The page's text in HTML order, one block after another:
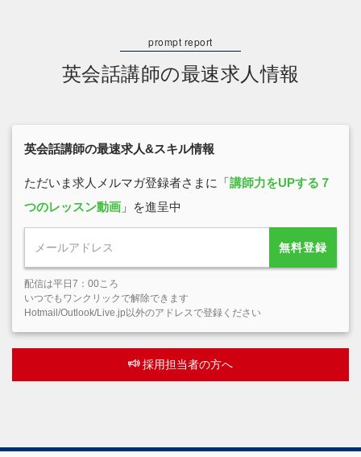
英会話講師の最速求人情報
英会話講師の最速求人&スキル情報
ただいま求人メルマガ登録者さまに「講師力をUPする７
つのレッスン動画 」を進呈中
無料登録
配信は平日7：00ころ
いつでもワンクリックで解除できます
Hotmail/Outlook/Live.jp以外のアドレスで登録ください
採用担当者の方へ